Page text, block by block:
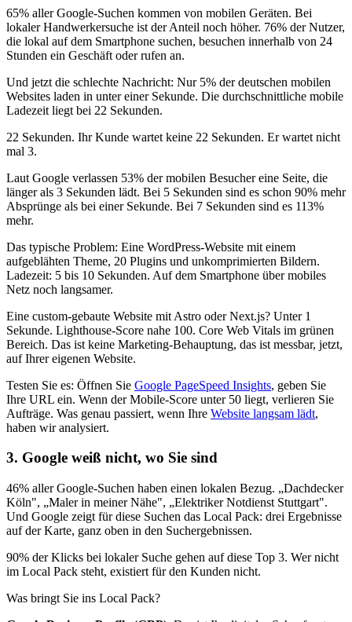
65% aller Google-Suchen kommen von mobilen Geräten. Bei
lokaler Handwerkersuche ist der Anteil noch höher. 76% der Nutzer,
die lokal auf dem Smartphone suchen, besuchen innerhalb von 24
Stunden ein Geschäft oder rufen an.
Und jetzt die schlechte Nachricht: Nur 5% der deutschen mobilen
Websites laden in unter einer Sekunde. Die durchschnittliche mobile
Ladezeit liegt bei 22 Sekunden.
22 Sekunden. Ihr Kunde wartet keine 22 Sekunden. Er wartet nicht
mal 3.
Laut Google verlassen 53% der mobilen Besucher eine Seite, die
länger als 3 Sekunden lädt. Bei 5 Sekunden sind es schon 90% mehr
Absprünge als bei einer Sekunde. Bei 7 Sekunden sind es 113%
mehr.
Das typische Problem: Eine WordPress-Website mit einem
aufgeblähten Theme, 20 Plugins und unkomprimierten Bildern.
Ladezeit: 5 bis 10 Sekunden. Auf dem Smartphone über mobiles
Netz noch langsamer.
Eine custom-gebaute Website mit Astro oder Next.js? Unter 1
Sekunde. Lighthouse-Score nahe 100. Core Web Vitals im grünen
Bereich. Das ist keine Marketing-Behauptung, das ist messbar, jetzt,
auf Ihrer eigenen Website.
Testen Sie es: Öffnen Sie Google PageSpeed Insights, geben Sie
Ihre URL ein. Wenn der Mobile-Score unter 50 liegt, verlieren Sie
Aufträge. Was genau passiert, wenn Ihre Website langsam lädt,
haben wir analysiert.
3. Google weiß nicht, wo Sie sind
46% aller Google-Suchen haben einen lokalen Bezug. „Dachdecker
Köln", „Maler in meiner Nähe", „Elektriker Notdienst Stuttgart".
Und Google zeigt für diese Suchen das Local Pack: drei Ergebnisse
auf der Karte, ganz oben in den Suchergebnissen.
90% der Klicks bei lokaler Suche gehen auf diese Top 3. Wer nicht
im Local Pack steht, existiert für den Kunden nicht.
Was bringt Sie ins Local Pack?